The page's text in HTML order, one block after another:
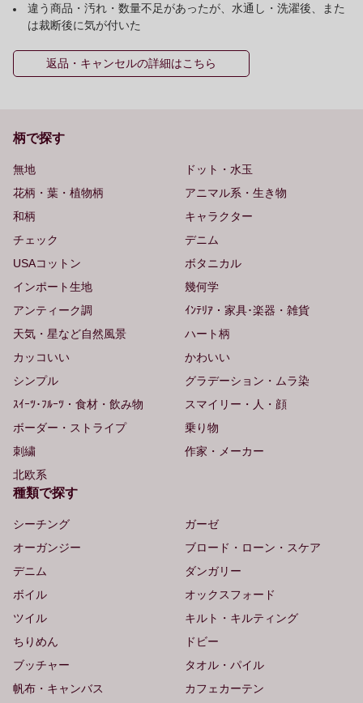
違う商品・汚れ・数量不足があったが、水通し・洗濯後、また
は裁断後に気が付いた
返品・キャンセルの詳細はこちら
柄で探す
無地
ドット・水玉
花柄・葉・植物柄
アニマル系・生き物
和柄
キャラクター
チェック
デニム
USAコットン
ボタニカル
インポート生地
幾何学
アンティーク調
ｲﾝﾃﾘｱ・家具･楽器・雑貨
天気・星など自然風景
ハート柄
カッコいい
かわいい
シンプル
グラデーション・ムラ染
ｽｲｰﾂ･ﾌﾙｰﾂ・食材・飲み物
スマイリー・人・顔
ボーダー・ストライプ
乗り物
刺繍
作家・メーカー
北欧系
種類で探す
シーチング
ガーゼ
オーガンジー
ブロード・ローン・スケア
デニム
ダンガリー
ボイル
オックスフォード
ツイル
キルト・キルティング
ちりめん
ドビー
ブッチャー
タオル・パイル
帆布・キャンバス
カフェカーテン